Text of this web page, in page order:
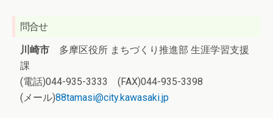
問合せ
川崎市 多摩区役所 まちづくり推進部 生涯学習支援
課
(電話)044-935-3333 (FAX)044-935-3398
(メール)88tamasi@city.kawasaki.jp